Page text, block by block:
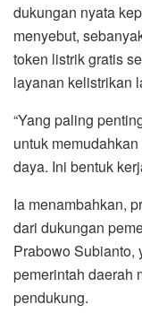
dukungan nyata
menyebut,
token listrik gratis
layanan kelistrikan
“Yang paling
untuk
daya. Ini bentuk
Ia menambahkan,
dari dukungan
Prabowo Subianto,
pemerintah daerah
pendukung.